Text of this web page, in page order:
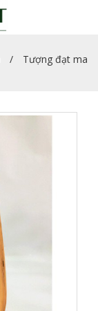
Tượng đạt ma